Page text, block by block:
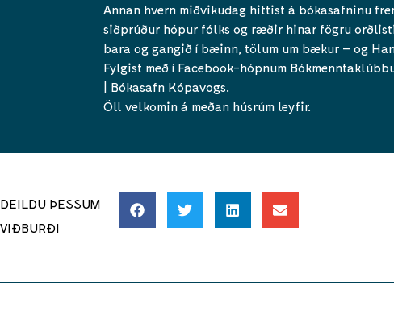
Annan hvern miðvikudag hittist á bókasafninu
siðprúður hópur fólks og ræðir hinar fögru
bara og gangið í bæinn, tölum um bækur – og
Fylgist með í Facebook-hópnum
| Bókasafn Kópavogs.
Öll velkomin á meðan húsrúm leyfir.
DEILDU ÞESSUM
VIÐBURÐI